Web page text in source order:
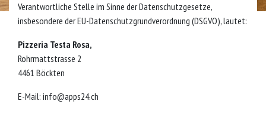
Verantwortliche Stelle im Sinne der Datenschutzgesetze,
insbesondere der EU-Datenschutzgrundverordnung (DSGVO), lautet:
Pizzeria Testa Rosa,
Rohrmattstrasse 2
4461 Böckten
E-Mail: info@apps24.ch